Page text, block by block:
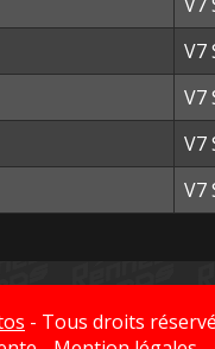
V7
V7
V7
V7
- Tous droits